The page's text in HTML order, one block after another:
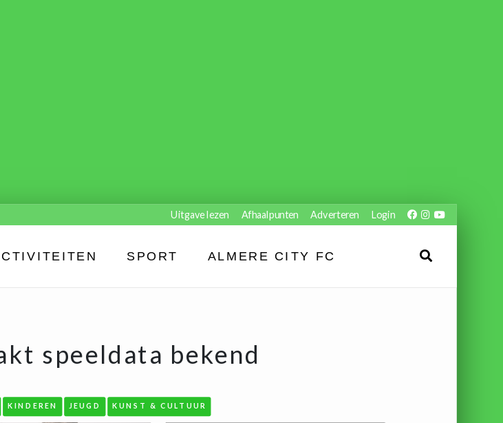
Uitgave lezen Afhaalpunten Adverteren Login
SPORT ALMERE CITY FC
speeldata bekend
KINDEREN JEUGD KUNST & CULTUUR